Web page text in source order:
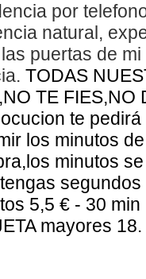
por
natural,
puertas de
TODAS
TE
te
los minutos
minutos
5,5 € - 30 min
mayores 18.